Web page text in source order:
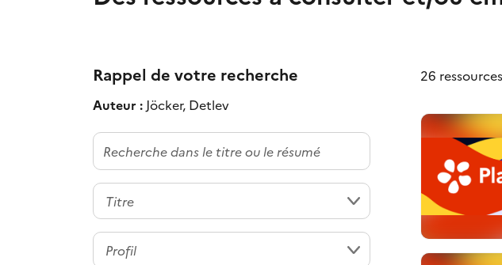
Rappel de votre recherche
Auteur : Jöcker, Detlev
26 ressources